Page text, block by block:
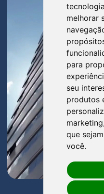
melhorar
para
seu
produtos
marketing,
que
você.